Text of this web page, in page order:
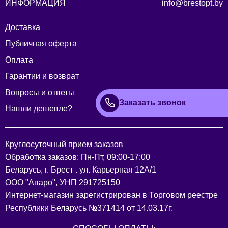
Рубашка: ОГ-142; ОБ-142; ОП-54; ДИ-73; ДР с плечом -
36;
ИНФОРМАЦИЯ
Доставка
Публичная оферта
Оплата
Гарантии и возврат
Вопросы и ответы
Нашли дешевле?
info@brestopt.by
Заказать звонок
Круглосуточный прием заказов
Обработка заказов: Пн-Пт, 09:00-17:00
Беларусь, г. Брест . ул. Карьерная 12А/1
ООО "Аваро", УНП 291725150
Интернет-магазин зарегистрирован в Торговом реестре
Республики Беларусь №371414 от 14.03.17г.